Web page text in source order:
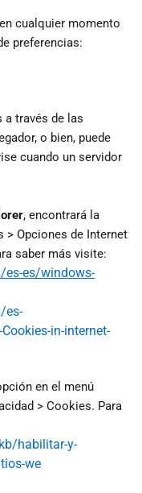
cualquier momento
preferencias:
a través de las
o bien, puede
cuando un servidor
, encontrará la
> Opciones de Internet
saber más visite:
es/windows-
es-
in-internet-
en el menú
> Cookies. Para
habilitar-y-
we